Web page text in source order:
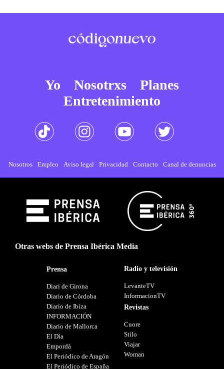
Yo Nosotrxs
Planes
Entretenimiento
Nosotros Empleo Aviso legal Privacidad Contacto Canal de denuncias
Otras webs de Prensa Ibérica Media
Prensa
Diari de Girona
Diario de Córdoba
Diario de Ibiza
INFORMACIÓN
Diario de Mallorca
El Día
Empordà
El Periódico de Aragón
El Periódico de España
Radio y televisión
LevanteTV
InformacionTV
Revistas
Cuore
Stilo
Viajar
Woman